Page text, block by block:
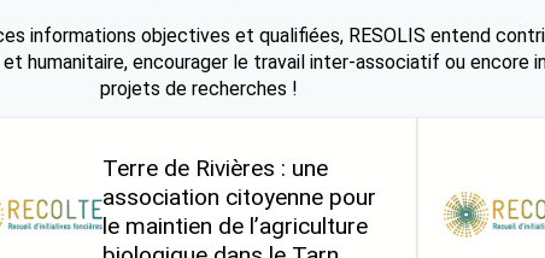
informations objectives et qualifiées, RESOLIS entend
humanitaire, encourager le travail inter-associatif ou encore
projets de recherches !
Terre de Rivières : une
association citoyenne pour
le maintien de l’agriculture